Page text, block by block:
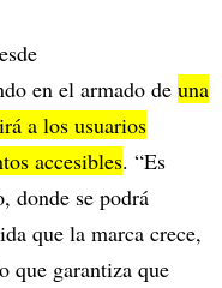
en el armado de una
a los usuarios
accesibles. “Es
donde se podrá
que la marca crece,
que garantiza que